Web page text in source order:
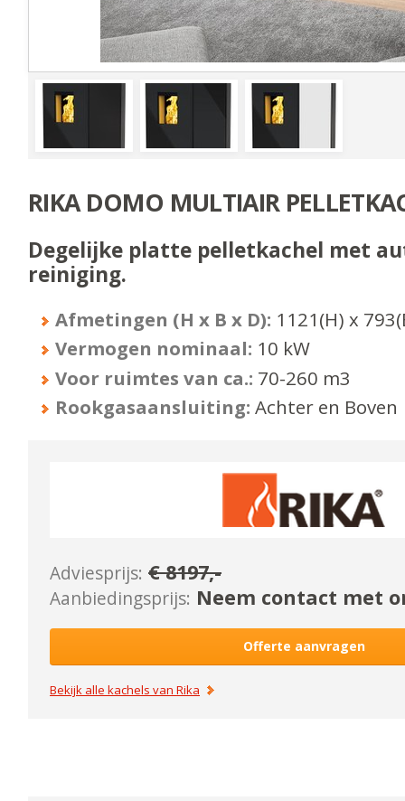
RIKA DOMO MULTIAIR
Degelijke platte pelletkachel met
reiniging.
Afmetingen (H x B x D): 1121(H) x 793
Vermogen nominaal: 10 kW
Voor ruimtes van ca.: 70-260 m3
Rookgasaansluiting: Achter en Boven
Adviesprijs: €8197,-
Aanbiedingsprijs: Neem contact met
Offerte aanvragen
Bekijk alle kachels vanRika